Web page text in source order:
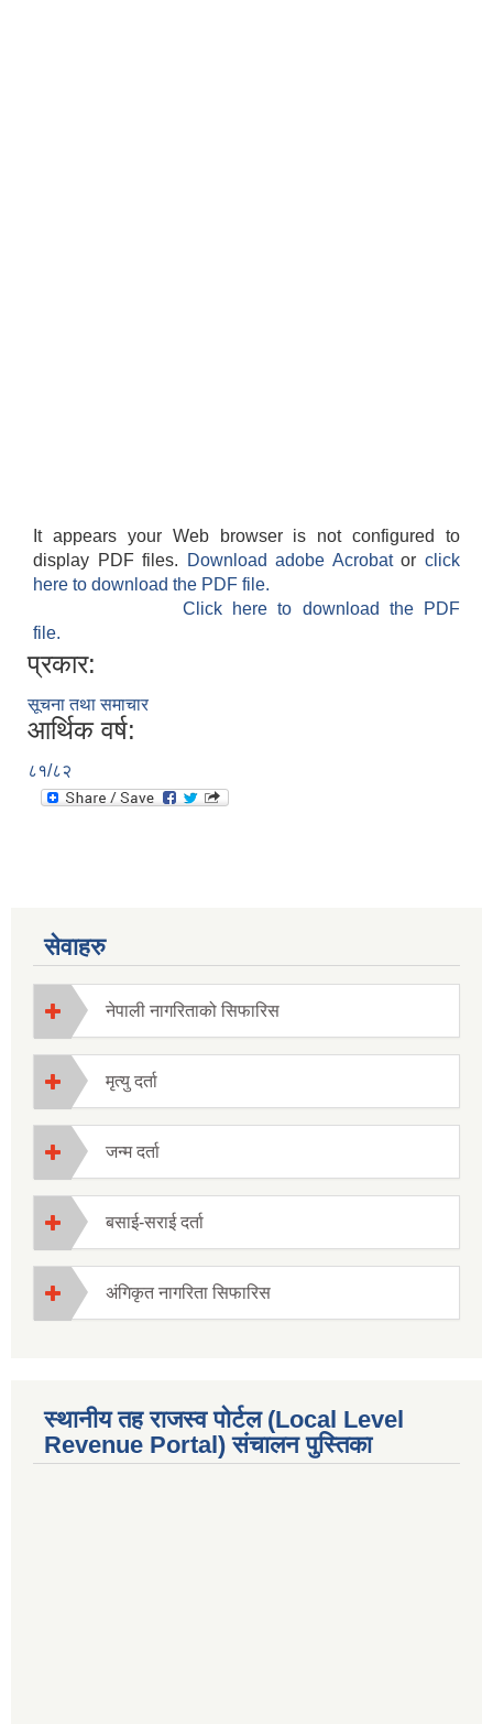
It appears your Web browser is not configured to
display PDF files.
Download adobe Acrobatorclick
here to download the PDF file.
Click here to download the PDF
file.
प्रकार:
सूचना तथा समाचार
आर्थिक वर्ष:
८१/८२
सेवाहरु
नेपाली नागरिताको सिफारिस
मृत्यु दर्ता
जन्म दर्ता
बसाई-सराई दर्ता
अंगिकृत नागरिता सिफारिस
स्थानीय तह राजस्व पोर्टल (Local Level
Revenue Portal) संचालन पुस्तिका